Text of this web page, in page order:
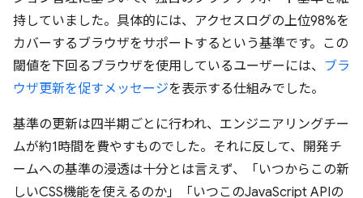
持していました。具体的には、アクセスログの上位98%を
カバーするブラウザをサポートするという基準です。この
閾値を下回るブラウザを使用しているユーザーには、 ブラ
ウザ更新を促すメッセージを表示する仕組みでした。
基準の更新は四半期ごとに行われ、エンジニアリングチー
ムが約1時間を費やすものでした。それに反して、開発チ
ームへの基準の浸透は十分とは言えず、「いつからこの新
しいCSS機能を使えるのか」「いつこのJavaScript APIの